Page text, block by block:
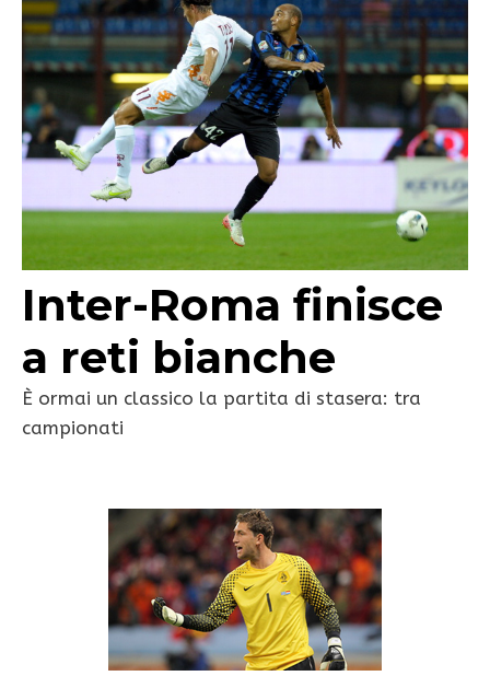
Inter-Roma finisce
a reti bianche
È ormai un classico la partita di stasera: tra
campionati